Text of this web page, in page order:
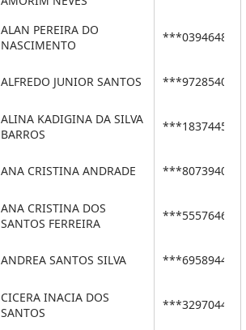
ALAN PEREIRA DO
NASCIMENTO
***03946486**
ALFREDO JUNIOR SANTOS ***97285409**
ALINA KADIGINA DA SILVA
BARROS
***18374456**
ANA CRISTINA ANDRADE ***80739403**
ANA CRISTINA DOS
SANTOS FERREIRA
***55576463**
ANDREA SANTOS SILVA ***69589444**
CICERA INACIA DOS
SANTOS
***32970449**